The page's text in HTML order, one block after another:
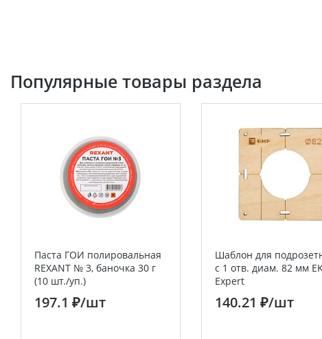
Популярные товары раздела
Паста ГОИ полировальная
REXANT № 3, баночка 30 г
(10 шт./уп.)
197.1 ₽/шт
Шаблон для
c 1 отв. диам. 82 мм
Expert
140.21 ₽/шт